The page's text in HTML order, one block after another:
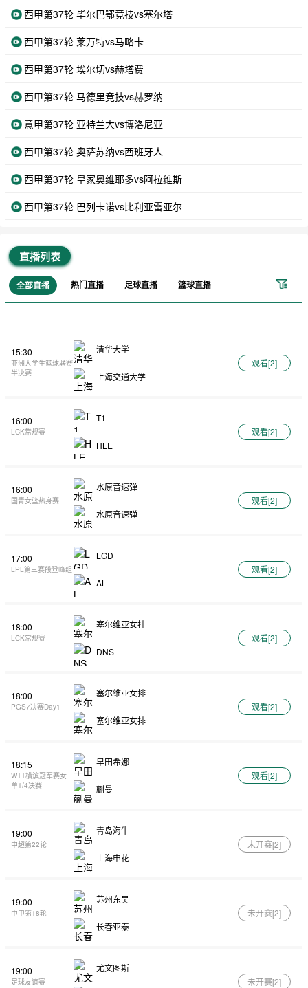
西甲第37轮 毕尔巴鄂竞技vs塞尔塔
西甲第37轮 莱万特vs马略卡
西甲第37轮 埃尔切vs赫塔费
西甲第37轮 马德里竞技vs赫罗纳
意甲第37轮 亚特兰大vs博洛尼亚
西甲第37轮 奥萨苏纳vs西班牙人
西甲第37轮 皇家奥维耶多vs阿拉维斯
西甲第37轮 巴列卡诺vs比利亚雷亚尔
直播列表
全部直播 热门直播 足球直播 篮球直播
15:30
亚洲大学生篮球联赛
半决赛
清华大学
上海交通大学
观看[2]
16:00
LCK常规赛
T1
HLE
观看[2]
16:00
国青女篮热身赛
水原音速弹
水原音速弹
观看[2]
17:00
LPL第三赛段登峰组
LGD
AL
观看[2]
18:00
LCK常规赛
塞尔维亚女排
DNS
观看[2]
18:00
PGS7决赛Day1
塞尔维亚女排
塞尔维亚女排
观看[2]
18:15
WTT横滨冠军赛女
单1/4决赛
早田希娜
蒯曼
观看[2]
19:00
中超第22轮
青岛海牛
上海申花
未开赛[2]
19:00
中甲第18轮
苏州东吴
长春亚泰
未开赛[2]
19:00
足球友谊赛
尤文图斯
未开赛[2]